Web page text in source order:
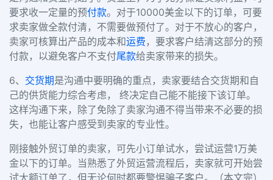
要求收一定量的预付款。 对于10000美金以下的订单，可要
求卖家做全款付清，不需要做预付了。对于不放心的客户，
卖家可核算出产品的成本和运费 ，要求客户结清这部分的预
付款，以避免客户不支付尾款给卖家带来的损失。
6、 交货期是沟通中要明确的重点，卖家要结合交货期和自
己的供货能力综合考虑， 终决定自己能不能接下该订单。
这样沟通下来，除了免除了卖家沟通不得当带来不必要的损
失，也能让客户感受到卖家的专业性。
刚接触外贸订单的卖家，可先小订单试水，尝试运营1万美
金以下的订单。当熟悉了外贸运营流程后，卖家就可开始尝
试大额订单了，但无论何时都要警惕骗子客户。（本文完）